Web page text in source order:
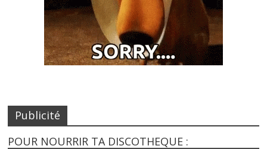
Publicité
POUR NOURRIR TA DISCOTHEQUE :